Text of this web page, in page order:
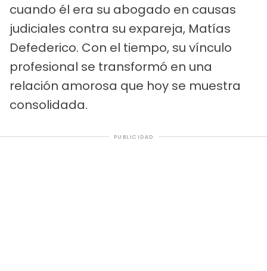
cuando él era su abogado en causas
judiciales contra su expareja, Matías
Defederico. Con el tiempo, su vínculo
profesional se transformó en una
relación amorosa que hoy se muestra
consolidada.
PUBLICIDAD